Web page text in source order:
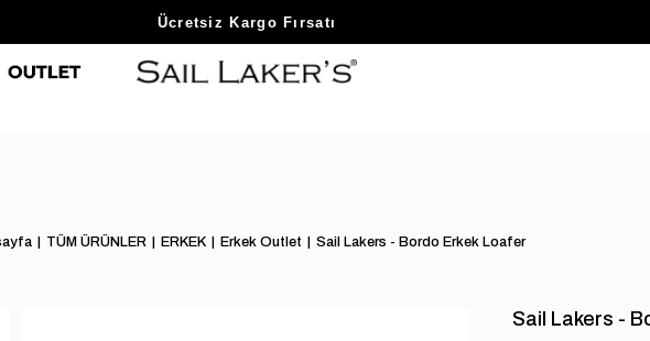
Sezon Sonu Fırsatlarını Keşfet
Ücretsiz Kargo Fırsatı
TÜM ÜRÜNLER ERKEK Erkek Outlet Sail Lakers - Bordo Erkek Loafer
Sail Lakers -